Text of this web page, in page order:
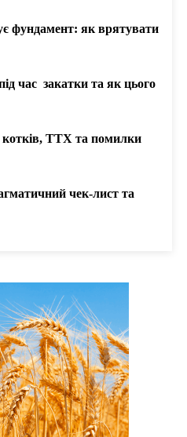
фундамент: як врятувати
час закатки та як цього
ТТХ та помилки
чек-лист та